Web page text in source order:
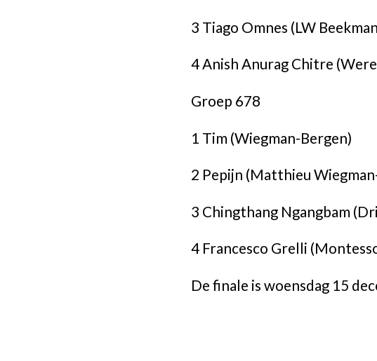
3 Tiago Omnes (LW
4 Anish Anurag Chitre
Groep 678
1 Tim (Wiegman-Bergen)
2 Pepijn (Matthieu
3 Chingthang Ngangbam
4 Francesco Grelli
De finale is woensdag 15